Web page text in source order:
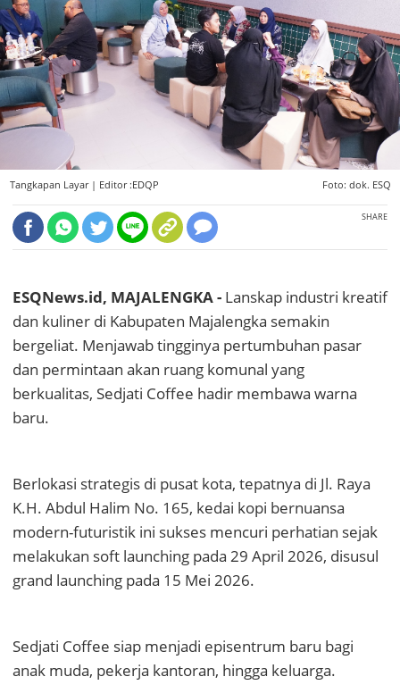
Tangkapan Layar | Editor :EDQP Foto: dok. ESQ
SHARE
ESQNews.id, MAJALENGKA - Lanskap industri kreatif
dan kuliner di Kabupaten Majalengka semakin
bergeliat. Menjawab tingginya pertumbuhan pasar
dan permintaan akan ruang komunal yang
berkualitas, Sedjati Coffee hadir membawa warna
baru.
Berlokasi strategis di pusat kota, tepatnya di Jl. Raya
K.H. Abdul Halim No. 165, kedai kopi bernuansa
modern-futuristik ini sukses mencuri perhatian sejak
melakukan soft launching pada 29 April 2026, disusul
grand launching pada 15 Mei 2026.
Sedjati Coffee siap menjadi episentrum baru bagi
anak muda, pekerja kantoran, hingga keluarga.